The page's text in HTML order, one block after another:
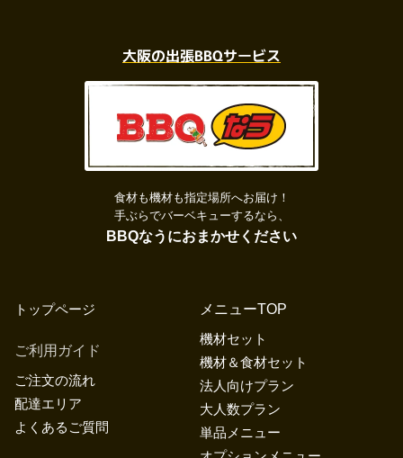
大阪の出張BBQサービス
食材も機材も指定場所へお届け！
手ぶらでバーベキューするなら、
BBQなうにおまかせください
トップページ
メニューTOP
機材セット
機材＆食材セット
法人向けプラン
大人数プラン
単品メニュー
ご利用ガイド
ご注文の流れ
配達エリア
よくあるご質問